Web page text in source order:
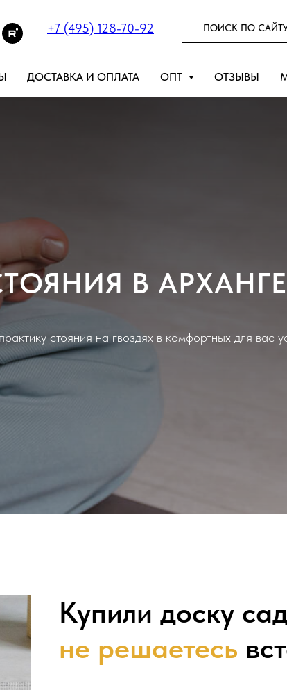
+7 (495) 128-70-92 ПОИСК ПО
ДОСТАВКА И ОПЛАТА ОПТ ОТЗЫВЫ
В
стояния на гвоздях в комфортных для вас
Купили доску
не решаетесь